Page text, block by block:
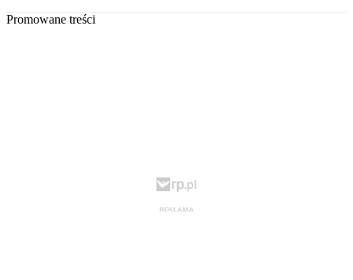
Promowane treści